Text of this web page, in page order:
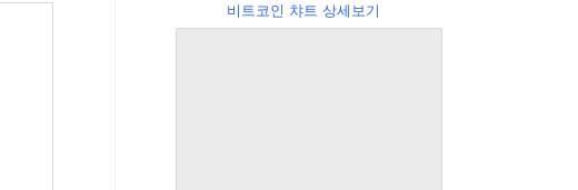
비트코인 챠트 상세보기